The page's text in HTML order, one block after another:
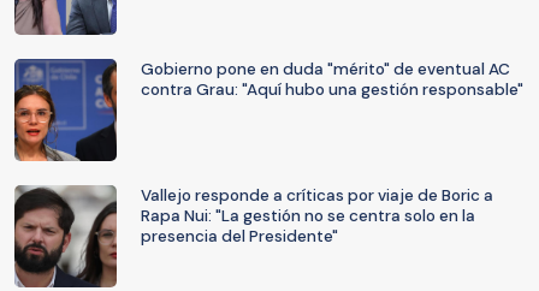
Gobierno pone en duda "mérito" de eventual AC
contra Grau: "Aquí hubo una gestión responsable"
Vallejo responde a críticas por viaje de Boric a
Rapa Nui: "La gestión no se centra solo en la
presencia del Presidente"